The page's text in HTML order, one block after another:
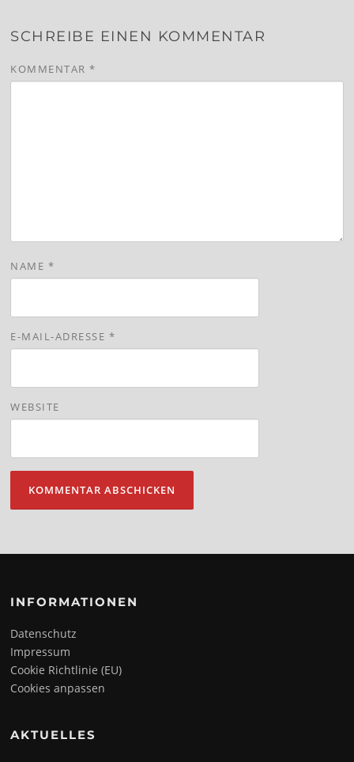
SCHREIBE EINEN KOMMENTAR
KOMMENTAR*
NAME *
E-MAIL-ADRESSE *
WEBSITE
INFORMATIONEN
Datenschutz
Impressum
Cookie Richtlinie (EU)
Cookies anpassen
AKTUELLES